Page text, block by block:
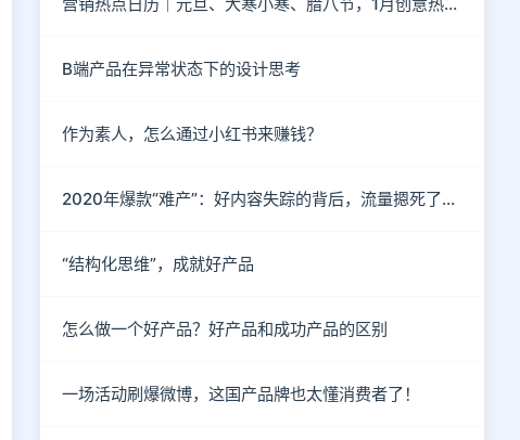
B端产品在异常状态下的设计思考
作为素人，怎么通过小红书来赚钱？
2020年爆款“难产”：好内容失踪的背后，流量摁死了内容
“结构化思维”，成就好产品
怎么做一个好产品？好产品和成功产品的区别
一场活动刷爆微博，这国产品牌也太懂消费者了！